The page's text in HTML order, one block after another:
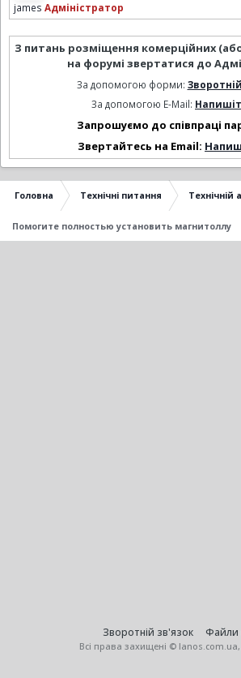
james Адміністратор
З питань розміщення комерційних
на форумі звертатися до
За допомогою форми:
За допомогою E-Mail:
Запрошуємо до співпраці
Звертайтесь на Email:
Головна Технічні питання Технічній
Помогите полностью установить магнитоллу
Зворотній зв'язок Файли
Всі права захищені © lanos.com.ua,